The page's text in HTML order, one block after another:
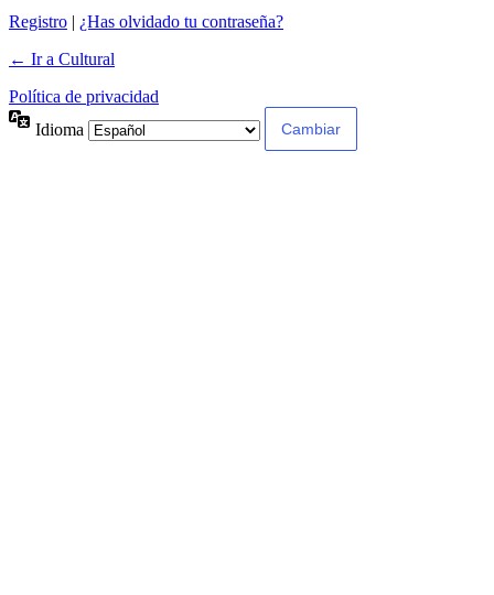
Registro | ¿Has olvidado tu contraseña?
← Ir a Cultural
Política de privacidad
Idioma